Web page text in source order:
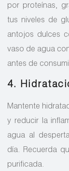
por proteínas,
tus niveles de
antojos dulces
vaso de agua
antes de
4.
Mantente
y reducir la
agua al
día. Recuerda
purificada.